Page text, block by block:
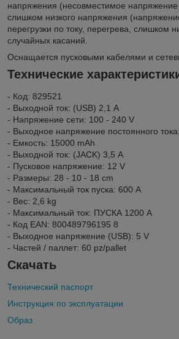
напряжения (несовместимое напряжение
слишком низкого напряжения
перегрузки по току, перегрева, слишком
случайных касаний.
Оснащается пусковыми кабелями и
Технические
- Код: 829521
- Выходной ток: (USB) 2,1 A
- Напряжение сети: 100 - 240 V
- Выходное напряжение постоянного
- Емкость: 15000 mAh
- Выходной ток: (JACK) 3,5 A
- Пусковое напряжение: 12 V
- Размеры: 28 - 10 - 18 cm
- Максимальный ток пуска: 600 A
- Вес: 2,6 kg
- Максимальный ток: ПУСКА 1200 A
- Код EAN: 800489796195 8
- Выходное напряжение (USB): 5 V
- Частей / паллет: 60 pz/pallet
Скачать
Технический паспорт
Инструкция по эксплуатации
Образ